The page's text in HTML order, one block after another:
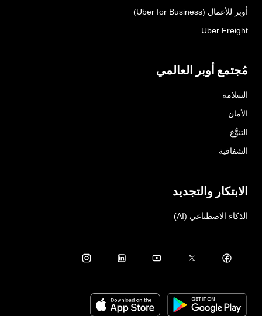
أوبر للأعمال (Uber for Business)
Uber Freight
مُجتمع أوبر العالمي
السلامة
الأمان
التنوُّع
الشفافية
الابتكار والتجديد
الذكاء الاصطناعي (AI)